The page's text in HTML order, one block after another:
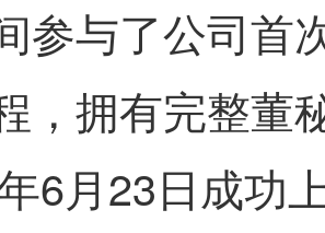
参与了公司首
，拥有完整董
6月23日成功